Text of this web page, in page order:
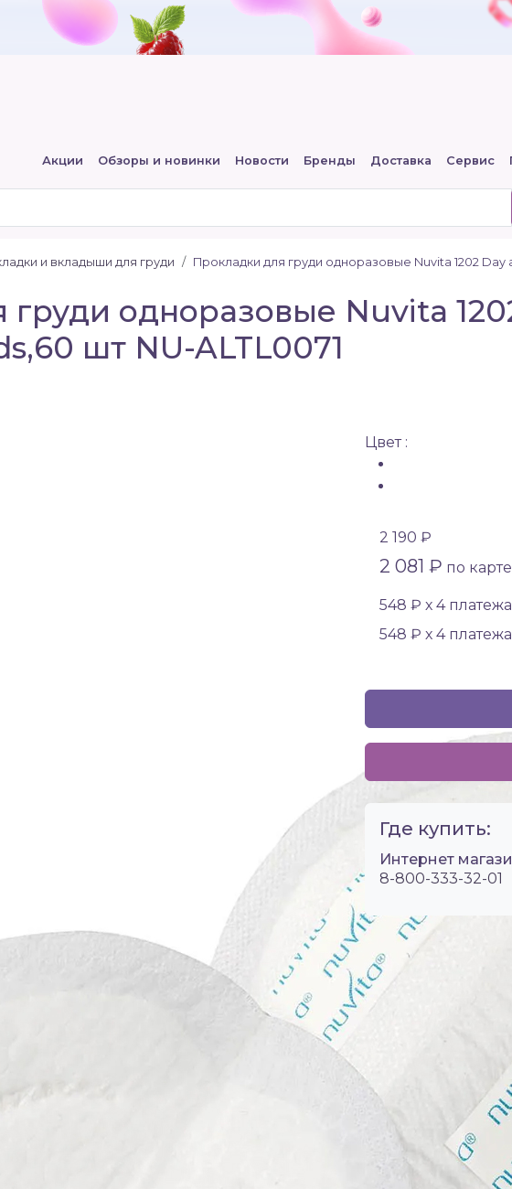
Акции Обзоры и новинки Новости Бренды Доставка Сервис
и вкладыши для груди Прокладки для груди одноразовые Nuvita 1202
одноразовые Nuvita
шт NU-ALTL0071
Цвет :
2 190 ₽
2 081 ₽ по
548 ₽ х 4 платежа
548 ₽ х 4 платежа
Где купить:
Интернет
8-800-333-32-01